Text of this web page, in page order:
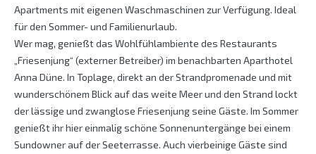
Apartments mit eigenen Waschmaschinen zur Verfügung. Ideal
für den Sommer- und Familienurlaub.
Wer mag, genießt das Wohlfühlambiente des Restaurants
„Friesenjung“ (externer Betreiber) im benachbarten Aparthotel
Anna Düne. In Toplage, direkt an der Strandpromenade und mit
wunderschönem Blick auf das weite Meer und den Strand lockt
der lässige und zwanglose Friesenjung seine Gäste. Im Sommer
genießt ihr hier einmalig schöne Sonnenuntergänge bei einem
Sundowner auf der Seeterrasse. Auch vierbeinige Gäste sind